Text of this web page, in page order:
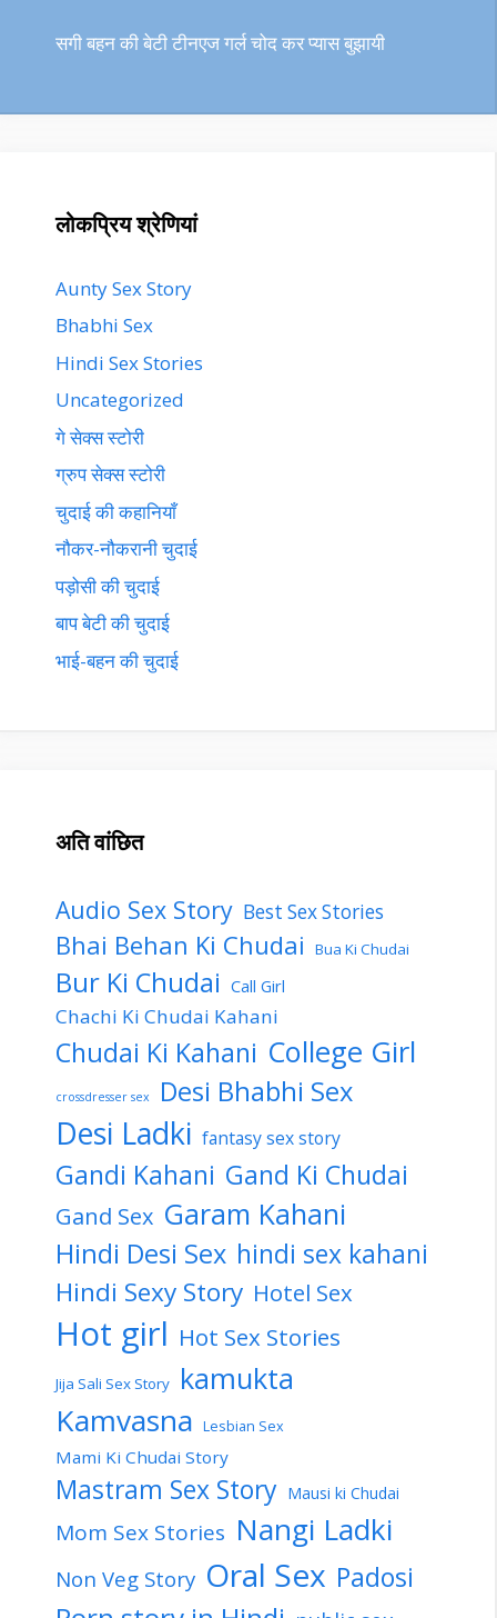
सगी बहन की बेटी टीनएज गर्ल चोद कर प्यास बुझायी
लोकप्रिय श्रेणियां
Aunty Sex Story
Bhabhi Sex
Hindi Sex Stories
Uncategorized
गे सेक्स स्टोरी
ग्रुप सेक्स स्टोरी
चुदाई की कहानियाँ
नौकर-नौकरानी चुदाई
पड़ोसी की चुदाई
बाप बेटी की चुदाई
भाई-बहन की चुदाई
अति वांछित
Audio Sex Story Best Sex Stories
Bhai Behan Ki Chudai Bua Ki Chudai
Bur Ki Chudai Call Girl
Chachi Ki Chudai Kahani
Chudai Ki Kahani College Girl
crossdresser sex Desi Bhabhi Sex
Desi Ladki fantasy sex story
Gandi Kahani Gand Ki Chudai
Gand Sex Garam Kahani
Hindi Desi Sex hindi sex kahani
Hindi Sexy Story Hotel Sex
Hot girl Hot Sex Stories
Jija Sali Sex Story kamukta
Kamvasna Lesbian Sex
Mami Ki Chudai Story
Mastram Sex Story Mausi ki Chudai
Mom Sex Stories Nangi Ladki
Non Veg Story Oral Sex Padosi